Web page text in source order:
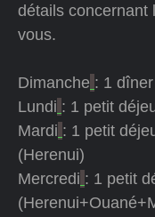
détails concernant
vous.
Dimanche : 1
Lundi : 1 petit
Mardi : 1 petit
(Herenui)
Mercredi : 1 petit